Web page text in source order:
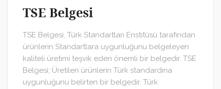
TSE Belgesi
TSE Belgesi, Türk Standartları Enstitüsü tarafından
ürünlerin Standartlara uygunluğunu belgeleyen
kaliteli üretimi teşvik eden önemli bir belgedir. TSE
Belgesi; Üretilen ürünlerin Türk standardına
uygunluğunu belirten bir belgedir. Türk